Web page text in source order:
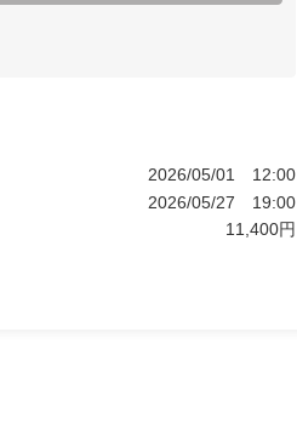
2026/05/01
12:00
2026/05/27
19:00
11,400円